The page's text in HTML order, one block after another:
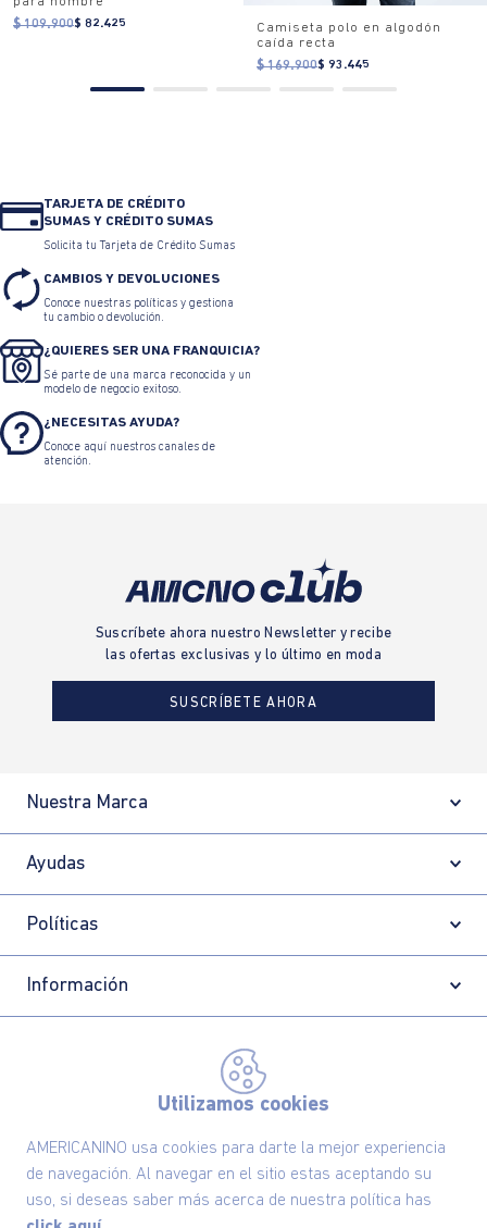
Utilizamos cookies
AMERICANINO usa cookies para darte la mejor experiencia
de navegación. Al navegar en el sitio estas aceptando su
uso, si deseas saber más acerca de nuestra política has
$ 109.900$ 82.425
Camiseta polo en algodón
caída recta
$ 169.900$ 93.445
TARJETA DE CRÉDITO
SUMAS Y CRÉDITO SUMAS
Solicita tu Tarjeta de Crédito Sumas
CAMBIOS Y DEVOLUCIONES
Conoce nuestras políticas y gestiona
tu cambio o devolución.
¿QUIERES SER UNA FRANQUICIA?
Sé parte de una marca reconocida y un
modelo de negocio exitoso.
¿NECESITAS AYUDA?
Conoce aquí nuestros canales de
atención.
Suscríbete ahora nuestro Newsletter y recibe
las ofertas exclusivas y lo último en moda
SUSCRÍBETE AHORA
Nuestra Marca
Ayudas
Políticas
Información